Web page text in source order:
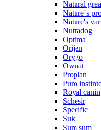
Natural
Nature´s
Nature's
Nutradog
Optima
Orijen
Orygo
Ownat
Proplan
Puro
Royal canin
Schesir
Specific
Suki
Sum sum